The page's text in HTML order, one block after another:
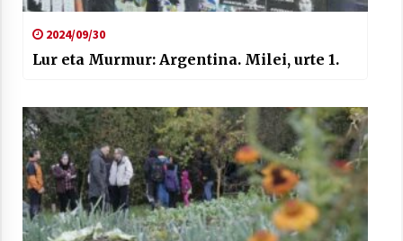
2024/09/30
Lur eta Murmur: Argentina. Milei, urte 1.